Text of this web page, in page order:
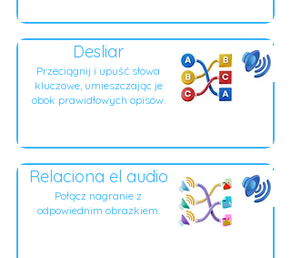
Desliar
Przeciągnij i upuść słowa
kluczowe, umieszczając je
obok prawidłowych opisów.
Relaciona el audio
Połącz nagranie z
odpowiednim obrazkiem.